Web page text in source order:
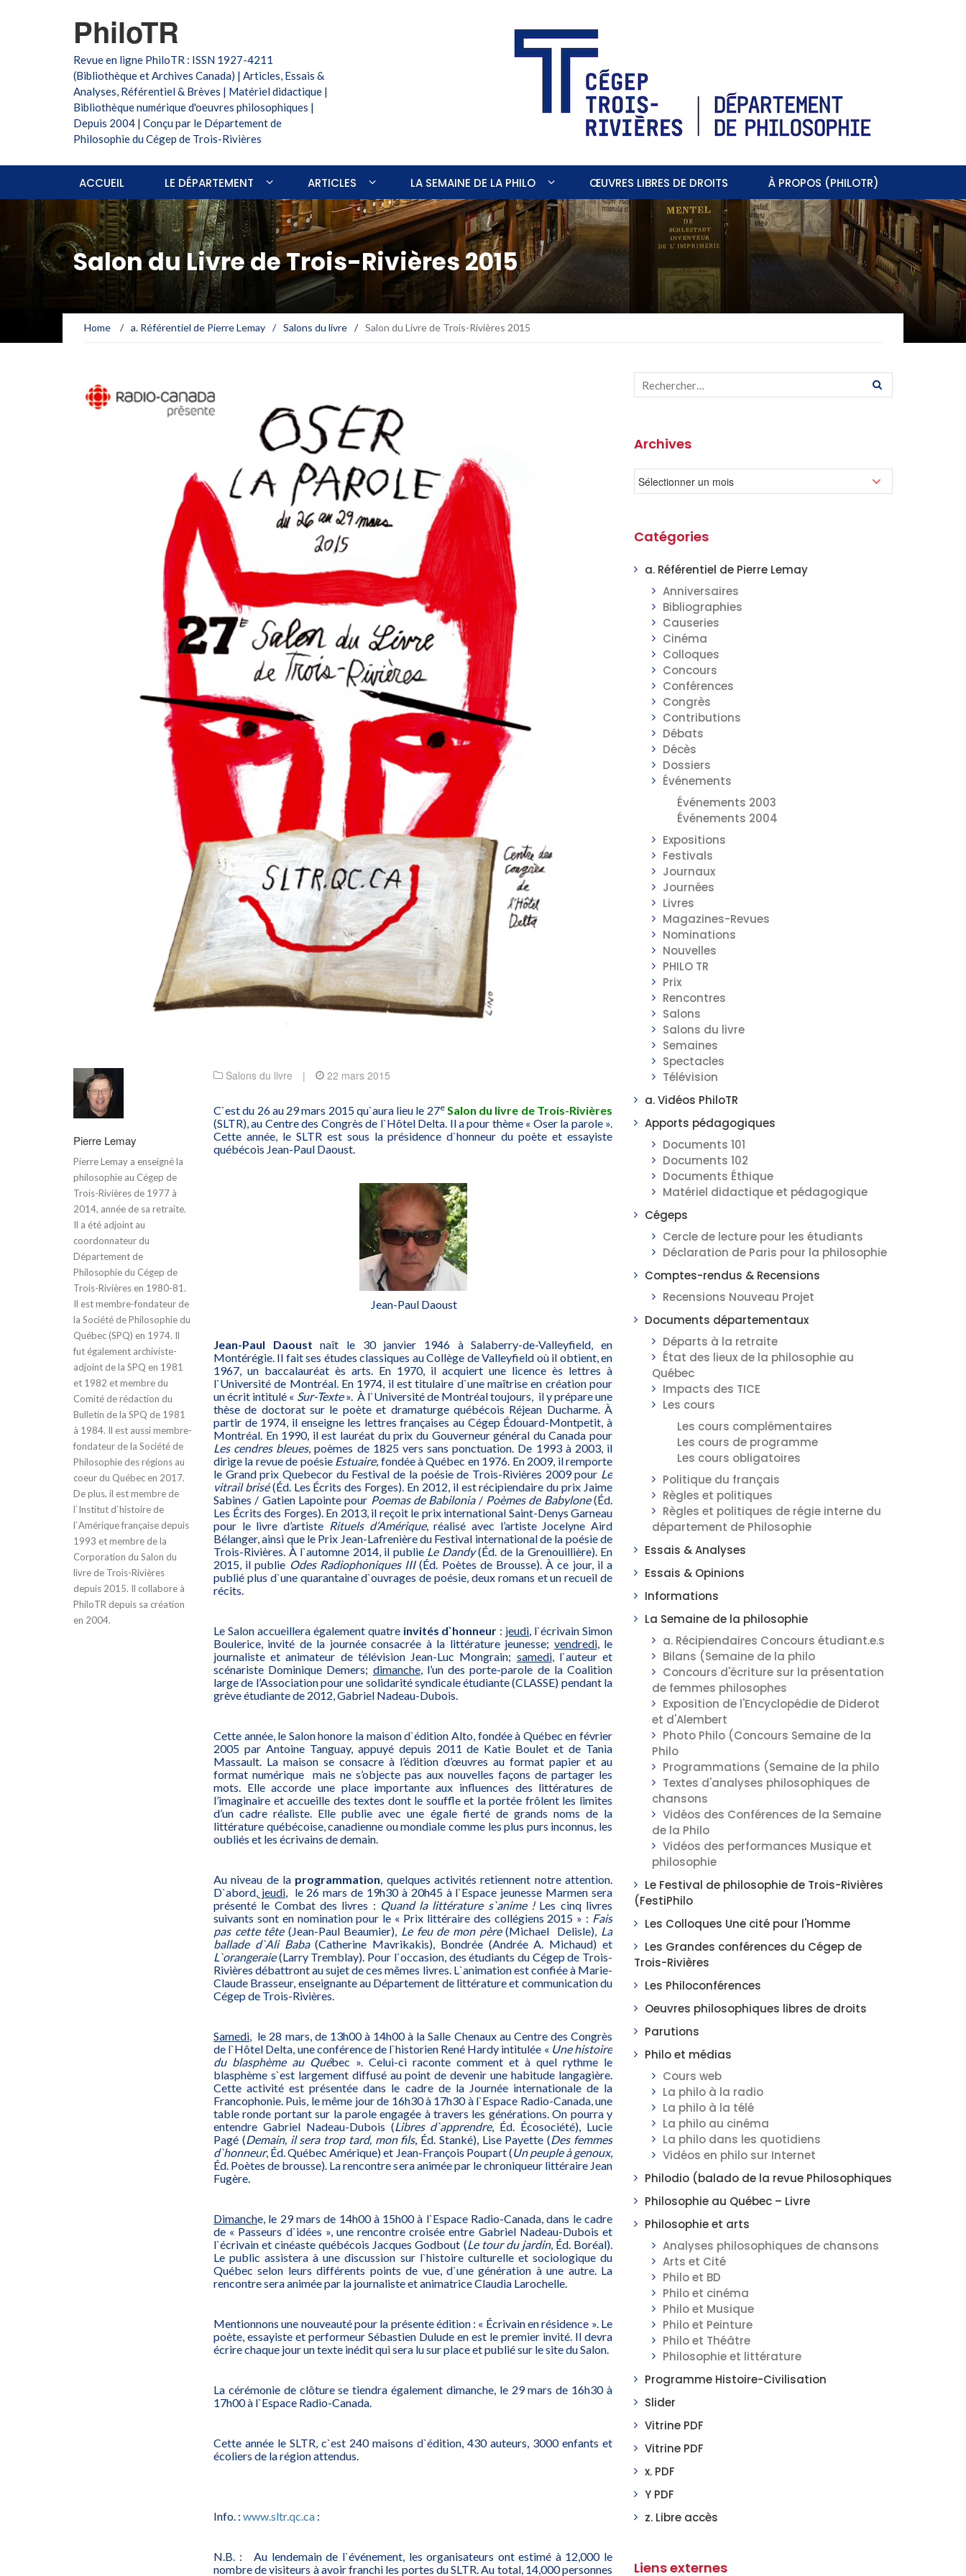
PhiloTR
Revue en ligne PhiloTR : ISSN 1927-4211
(Bibliothèque et Archives Canada) | Articles, Essais &
Analyses, Référentiel & Brèves | Matériel didactique |
Bibliothèque numérique d'oeuvres philosophiques |
Depuis 2004 | Conçu par le Département de
Philosophie du Cégep de Trois-Rivières
ACCUEIL LE DÉPARTEMENT ARTICLES LA SEMAINE DE LA PHILO ŒUVRES LIBRES DE DROITS À PROPOS (PHILOTR)
Salon du Livre de Trois-Rivières 2015
Home / a. Référentiel de Pierre Lemay / Salons du livre / Salon du Livre de Trois-Rivières 2015
Pierre Lemay
Pierre Lemay a enseigné la
philosophie au Cégep de
Trois-Rivières de 1977 à
2014, année de sa retraite.
Il a été adjoint au
coordonnateur du
Département de
Philosophie du Cégep de
Trois-Rivières en 1980-81.
Il est membre-fondateur de
la Société de Philosophie du
Québec (SPQ) en 1974. Il
fut également archiviste-
adjoint de la SPQ en 1981
et 1982 et membre du
Comité de rédaction du
Bulletin de la SPQ de 1981
à 1984. Il est aussi membre-
fondateur de la Société de
Philosophie des régions au
coeur du Québec en 2017.
De plus, il est membre de
l`Institut d`histoire de
l`Amérique française depuis
1993 et membre de la
Corporation du Salon du
livre de Trois-Rivières
depuis 2015. Il collabore à
PhiloTR depuis sa création
en 2004.
Salons du livre | 22 mars 2015
C`est du 26 au 29 mars 2015 qu`aura lieu le 27e Salon du livre de Trois-Rivières
(SLTR), au Centre des Congrès de l`Hôtel Delta. Il a pour thème « Oser la parole ».
Cette année, le SLTR est sous la présidence d`honneur du poète et essayiste
québécois Jean-Paul Daoust.
Jean-Paul Daoust
Jean-Paul Daoust naît le 30 janvier 1946 à Salaberry-de-Valleyfield, en
Montérégie. Il fait ses études classiques au Collège de Valleyfield où il obtient, en
1967, un baccalauréat ès arts. En 1970, il acquiert une licence ès lettres à
l`Université de Montréal. En 1974, il est titulaire d`une maîtrise en création pour
un écrit intitulé « Sur-Texte». À l`Université de Montréal toujours, il y prépare une
thèse de doctorat sur le poète et dramaturge québécois Réjean Ducharme. À
partir de 1974, il enseigne les lettres françaises au Cégep Édouard-Montpetit, à
Montréal. En 1990, il est lauréat du prix du Gouverneur général du Canada pour
Les cendres bleues, poèmes de 1825 vers sans ponctuation. De 1993 à 2003, il
dirige la revue de poésie Estuaire, fondée à Québec en 1976. En 2009, il remporte
le Grand prix Quebecor du Festival de la poésie de Trois-Rivières 2009 pour Le
vitrail brisé(Éd. Les Écrits des Forges). En 2012, il est récipiendaire du prix Jaime
Sabines / Gatien Lapointe pour Poemas de Babilonia/ Poèmes de Babylone(Éd.
Les Écrits des Forges). En 2013, il reçoit le prix international Saint-Denys Garneau
pour le livre d’artiste Rituels d’Amérique, réalisé avec l’artiste Jocelyne Aird
Bélanger, ainsi que le Prix Jean-Lafrenière du Festival international de la poésie de
Trois-Rivières. À l`automne 2014, il publie Le Dandy(Éd. de la Grenouillière). En
2015, il publie Odes Radiophoniques III(Éd. Poètes de Brousse). À ce jour, il a
publié plus d`une quarantaine d`ouvrages de poésie, deux romans et un recueil de
récits.
Le Salon accueillera également quatre invités d`honneur : jeudi , l`écrivain Simon
Boulerice, invité de la journée consacrée à la littérature jeunesse; vendredi, le
journaliste et animateur de télévision Jean-Luc Mongrain; samedi, l`auteur et
scénariste Dominique Demers; dimanche, l’un des porte-parole de la Coalition
large de l’Association pour une solidarité syndicale étudiante (CLASSE) pendant la
grève étudiante de 2012, Gabriel Nadeau-Dubois.
Cette année, le Salon honore la maison d`édition Alto, fondée à Québec en février
2005 par Antoine Tanguay, appuyé depuis 2011 de Katie Boulet et de Tania
Massault. La maison se consacre à l’édition d’œuvres au format papier et au
format numérique mais ne s’objecte pas aux nouvelles façons de partager les
mots. Elle accorde une place importante aux influences des littératures de
l’imaginaire et accueille des textes dont le souffle et la portée frôlent les limites
d’un cadre réaliste. Elle publie avec une égale fierté de grands noms de la
littérature québécoise, canadienne ou mondiale comme les plus purs inconnus, les
oubliés et les écrivains de demain.
Au niveau de la programmation , quelques activités retiennent notre attention.
D`abord, jeudi, le 26 mars de 19h30 à 20h45 à l`Espace jeunesse Marmen sera
présenté le Combat des livres : Quand la littérature s`anime !Les cinq livres
suivants sont en nomination pour le « Prix littéraire des collégiens 2015 » : Fais
pas cette tête(Jean-Paul Beaumier), Le feu de mon père(Michael Delisle), La
ballade d`Ali Baba(Catherine Mavrikakis), Bondrée (Andrée A. Michaud) et
L`orangeraie(Larry Tremblay). Pour l`occasion, des étudiants du Cégep de Trois-
Rivières débattront au sujet de ces mêmes livres. L`animation est confiée à Marie-
Claude Brasseur, enseignante au Département de littérature et communication du
Cégep de Trois-Rivières.
Samedi , le 28 mars, de 13h00 à 14h00 à la Salle Chenaux au Centre des Congrès
de l`Hôtel Delta, une conférence de l`historien René Hardy intitulée « Une histoire
du blasphème au Québec ». Celui-ci raconte comment et à quel rythme le
blasphème s`est largement diffusé au point de devenir une habitude langagière.
Cette activité est présentée dans le cadre de la Journée internationale de la
Francophonie. Puis, le même jour de 16h30 à 17h30 à l`Espace Radio-Canada, une
table ronde portant sur la parole engagée à travers les générations. On pourra y
entendre Gabriel Nadeau-Dubois (Libres d`apprendre, Éd. Écosociété), Lucie
Pagé (Demain, il sera trop tard, mon fils, Éd. Stanké), Lise Payette (Des femmes
d`honneur, Éd. Québec Amérique) et Jean-François Poupart (Un peuple à genoux,
Éd. Poètes de brousse). La rencontre sera animée par le chroniqueur littéraire Jean
Fugère.
Dimanche, le 29 mars de 14h00 à 15h00 à l`Espace Radio-Canada, dans le cadre
de « Passeurs d`idées », une rencontre croisée entre Gabriel Nadeau-Dubois et
l`écrivain et cinéaste québécois Jacques Godbout (Le tour du jardin, Éd. Boréal).
Le public assistera à une discussion sur l`histoire culturelle et sociologique du
Québec selon leurs différents points de vue, d`une génération à une autre. La
rencontre sera animée par la journaliste et animatrice Claudia Larochelle.
Mentionnons une nouveauté pour la présente édition : « Écrivain en résidence ». Le
poète, essayiste et performeur Sébastien Dulude en est le premier invité. Il devra
écrire chaque jour un texte inédit qui sera lu sur place et publié sur le site du Salon.
La cérémonie de clôture se tiendra également dimanche, le 29 mars de 16h30 à
17h00 à l`Espace Radio-Canada.
Cette année le SLTR, c`est 240 maisons d`édition, 430 auteurs, 3000 enfants et
écoliers de la région attendus.
Info. : www.sltr.qc.ca :
N.B. : Au lendemain de l`événement, les organisateurs ont estimé à 12,000 le
nombre de visiteurs à avoir franchi les portes du SLTR. Au total, 14,000 personnes
Archives
Catégories
a. Référentiel de Pierre Lemay
Anniversaires
Bibliographies
Causeries
Cinéma
Colloques
Concours
Conférences
Congrès
Contributions
Débats
Décès
Dossiers
Événements
Événements 2003
Événements 2004
Expositions
Festivals
Journaux
Journées
Livres
Magazines-Revues
Nominations
Nouvelles
PHILO TR
Prix
Rencontres
Salons
Salons du livre
Semaines
Spectacles
Télévision
a. Vidéos PhiloTR
Apports pédagogiques
Documents 101
Documents 102
Documents Éthique
Matériel didactique et pédagogique
Cégeps
Cercle de lecture pour les étudiants
Déclaration de Paris pour la philosophie
Comptes-rendus & Recensions
Recensions Nouveau Projet
Documents départementaux
Départs à la retraite
État des lieux de la philosophie au
Québec
Impacts des TICE
Les cours
Les cours complémentaires
Les cours de programme
Les cours obligatoires
Politique du français
Règles et politiques
Règles et politiques de régie interne du
département de Philosophie
Essais & Analyses
Essais & Opinions
Informations
La Semaine de la philosophie
a. Récipiendaires Concours étudiant.e.s
Bilans (Semaine de la philo
Concours d'écriture sur la présentation
de femmes philosophes
Exposition de l'Encyclopédie de Diderot
et d'Alembert
Photo Philo (Concours Semaine de la
Philo
Programmations (Semaine de la philo
Textes d'analyses philosophiques de
chansons
Vidéos des Conférences de la Semaine
de la Philo
Vidéos des performances Musique et
philosophie
Le Festival de philosophie de Trois-Rivières
(FestiPhilo
Les Colloques Une cité pour l'Homme
Les Grandes conférences du Cégep de
Trois-Rivières
Les Philoconférences
Oeuvres philosophiques libres de droits
Parutions
Philo et médias
Cours web
La philo à la radio
La philo à la télé
La philo au cinéma
La philo dans les quotidiens
Vidéos en philo sur Internet
Philodio (balado de la revue Philosophiques
Philosophie au Québec – Livre
Philosophie et arts
Analyses philosophiques de chansons
Arts et Cité
Philo et BD
Philo et cinéma
Philo et Musique
Philo et Peinture
Philo et Théâtre
Philosophie et littérature
Programme Histoire-Civilisation
Slider
Vitrine PDF
Vitrine PDF
x. PDF
Y PDF
z. Libre accès
Liens externes